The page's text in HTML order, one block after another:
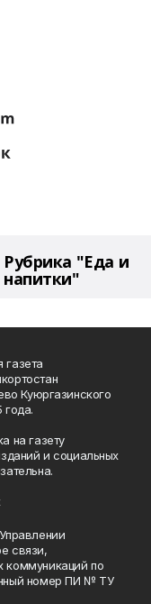
Рубрика "Еда и
напитки"
Куюргазинского
года.
на газету
и социальных
связи,
коммуникаций по
номер ПИ № ТУ